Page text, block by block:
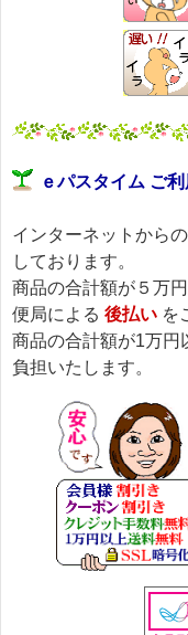
ｅパスタイム ご
インターネットから
しております。
商品の合計額が５万
便局による 後払い を
商品の合計額が1万円
負担いたします。